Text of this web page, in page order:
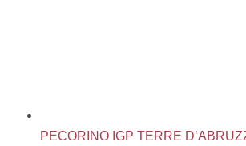
PECORINO IGP TERRE